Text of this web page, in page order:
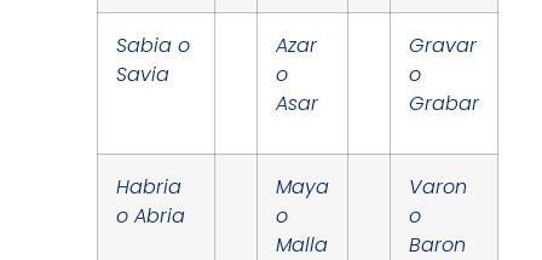
Sabia o
Savia
Azar
o
Asar
Gravar
o
Grabar
Habria
o Abria
Maya
o
Malla
Varon
o
Baron